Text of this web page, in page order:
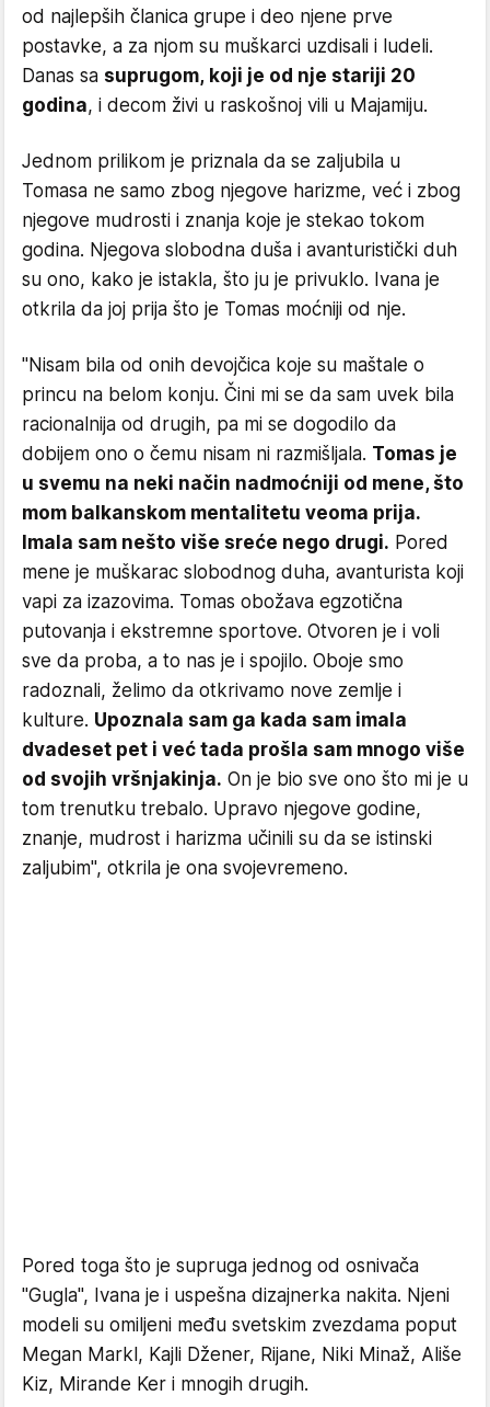
od najlepših članica grupe i deo njene prve
postavke, a za njom su muškarci uzdisali i ludeli.
Danas sa suprugom, koji je od nje stariji 20
godina, i decom živi u raskošnoj vili u Majamiju.
Jednom prilikom je priznala da se zaljubila u
Tomasa ne samo zbog njegove harizme, već i zbog
njegove mudrosti i znanja koje je stekao tokom
godina. Njegova slobodna duša i avanturistički duh
su ono, kako je istakla, što ju je privuklo. Ivana je
otkrila da joj prija što je Tomas moćniji od nje.
"Nisam bila od onih devojčica koje su maštale o
princu na belom konju. Čini mi se da sam uvek bila
racionalnija od drugih, pa mi se dogodilo da
dobijem ono o čemu nisam ni razmišljala. Tomas je
u svemu na neki način nadmoćniji od mene, što
mom balkanskom mentalitetu veoma prija.
Imala sam nešto više sreće nego drugi. Pored
mene je muškarac slobodnog duha, avanturista koji
vapi za izazovima. Tomas obožava egzotična
putovanja i ekstremne sportove. Otvoren je i voli
sve da proba, a to nas je i spojilo. Oboje smo
radoznali, želimo da otkrivamo nove zemlje i
kulture. Upoznala sam ga kada sam imala
dvadeset pet i već tada prošla sam mnogo više
od svojih vršnjakinja. On je bio sve ono što mi je u
tom trenutku trebalo. Upravo njegove godine,
znanje, mudrost i harizma učinili su da se istinski
zaljubim", otkrila je ona svojevremeno.
Pored toga što je supruga jednog od osnivača
"Gugla", Ivana je i uspešna dizajnerka nakita. Njeni
modeli su omiljeni među svetskim zvezdama poput
Megan Markl, Kajli Džener, Rijane, Niki Minaž, Ališe
Kiz, Mirande Ker i mnogih drugih.